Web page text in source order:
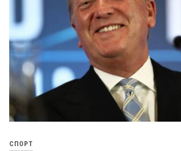
СПОРТ